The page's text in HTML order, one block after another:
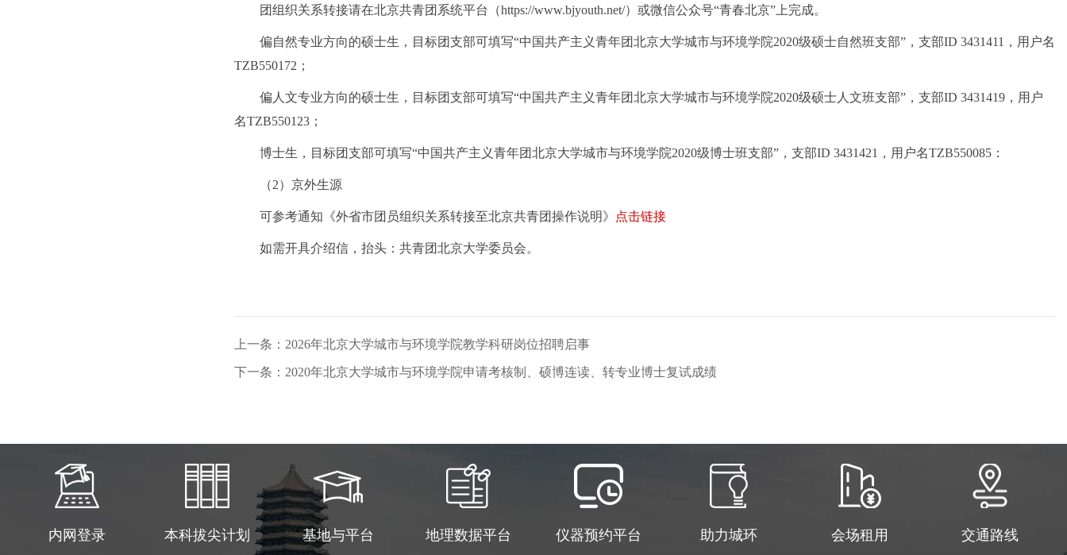
团组织关系转接请在北京共青团系统平台（https://www.bjyouth.net/）或微信公众号“青春北京”上完成。
偏自然专业方向的硕士生，目标团支部可填写“中国共产主义青年团北京大学城市与环境学院2020级硕士自然班支部”，支部ID 3431411，用户名
TZB550172；
偏人文专业方向的硕士生，目标团支部可填写“中国共产主义青年团北京大学城市与环境学院2020级硕士人文班支部”，支部ID 3431419，用户
名TZB550123；
博士生，目标团支部可填写“中国共产主义青年团北京大学城市与环境学院2020级博士班支部”，支部ID 3431421，用户名TZB550085：
（2）京外生源
可参考通知《外省市团员组织关系转接至北京共青团操作说明》 点击链接
如需开具介绍信，抬头：共青团北京大学委员会。
上一条：2026年北京大学城市与环境学院教学科研岗位招聘启事
下一条：2020年北京大学城市与环境学院申请考核制、硕博连读、转专业博士复试成绩
内网登录 本科拔尖计划 基地与平台 地理数据平台 仪器预约平台 助力城环 会场租用 交通路线